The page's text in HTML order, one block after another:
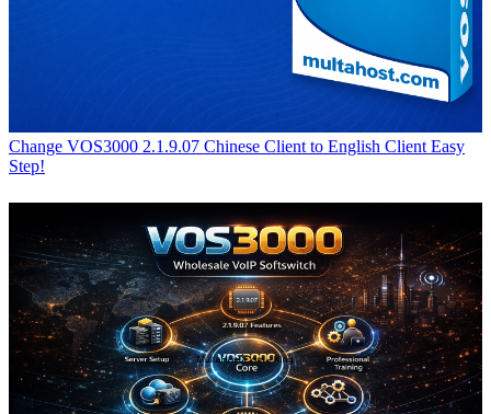
Change VOS3000 2.1.9.07 Chinese Client to English Client Easy
Step!